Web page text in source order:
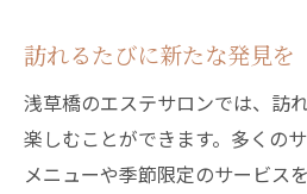
施術者との信頼関係が
エステが提供する新た
非日常を感じるエステ
心に残る特別なエステ
訪れるたびに新たな発見を
浅草橋のエステサロンでは、訪
楽しむことができます。多くの
メニューや季節限定のサービス